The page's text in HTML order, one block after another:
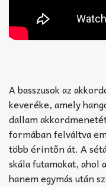
A basszusok az
keveréke, amely
dallam
formában felváltva
több érintőn át. A
skála futamokat, ahol
hanem egymás után